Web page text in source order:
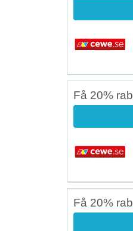
Få 20%
Få 20%